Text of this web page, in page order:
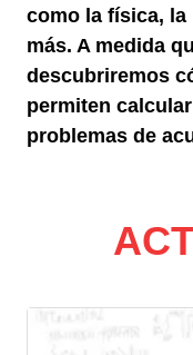
como la física, la
más. A medida
descubriremos
permiten
problemas de